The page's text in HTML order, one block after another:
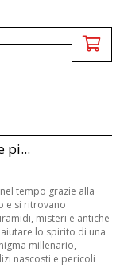
pi...
tempo grazie alla
e si ritrovano
misteri e antiche
lo spirito di una
millenario,
nascosti e pericoli